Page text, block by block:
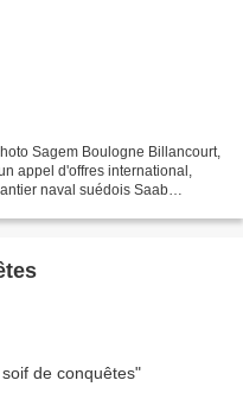
Sagem Boulogne Billancourt,
appel d'offres international,
naval suédois Saab